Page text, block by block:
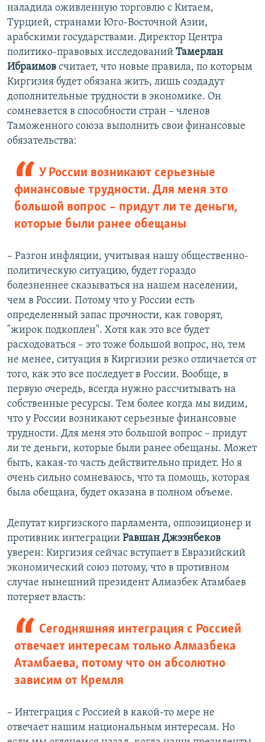
наладила оживленную торговлю с Китаем,
Турцией, странами Юго-Восточной Азии,
арабскими государствами. Директор Центра
политико-правовых исследований Тамерлан
Ибраимов считает, что новые правила, по которым
Киргизия будет обязана жить, лишь создадут
дополнительные трудности в экономике. Он
сомневается в способности стран – членов
Таможенного союза выполнить свои финансовые
обязательства:
У России возникают серьезные
финансовые трудности. Для меня это
большой вопрос – придут ли те деньги,
которые были ранее обещаны
– Разгон инфляции, учитывая нашу общественно-
политическую ситуацию, будет гораздо
болезненнее сказываться на нашем населении,
чем в России. Потому что у России есть
определенный запас прочности, как говорят,
"жирок подкоплен". Хотя как это все будет
расходоваться – это тоже большой вопрос, но, тем
не менее, ситуация в Киргизии резко отличается от
того, как это все последует в России. Вообще, в
первую очередь, всегда нужно рассчитывать на
собственные ресурсы. Тем более когда мы видим,
что у России возникают серьезные финансовые
трудности. Для меня это большой вопрос – придут
ли те деньги, которые были ранее обещаны. Может
быть, какая-то часть действительно придет. Но я
очень сильно сомневаюсь, что та помощь, которая
была обещана, будет оказана в полном объеме.
Депутат киргизского парламента, оппозиционер и
противник интеграции Равшан Джээнбеков
уверен: Киргизия сейчас вступает в Евразийский
экономический союз потому, что в противном
случае нынешний президент Алмазбек Атамбаев
потеряет власть:
Сегодняшняя интеграция с Россией
отвечает интересам только Алмазбека
Атамбаева, потому что он абсолютно
зависим от Кремля
– Интеграция с Россией в какой-то мере не
отвечает нашим национальным интересам. Но